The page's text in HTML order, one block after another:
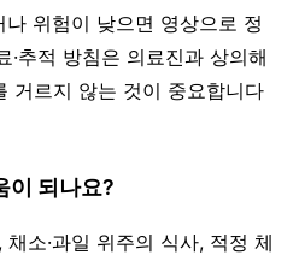
나 위험이 낮으면 영상으로 정
·추적 방침은 의료진과 상의해
거르지 않는 것이 중요합니다
이 되나요?
소·과일 위주의 식사, 적정 체